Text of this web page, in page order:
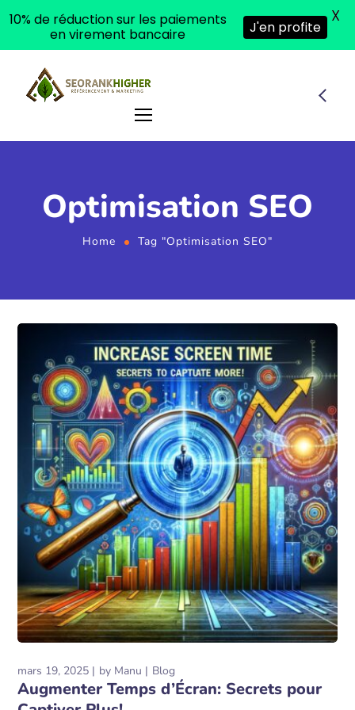
Optimisation SEO
Home Tag "Optimisation SEO"
mars 19, 2025 by Manu Blog
Augmenter Temps d’Écran: Secrets pour
10% de réduction sur les paiements
en virement bancaire
J'en profite
X